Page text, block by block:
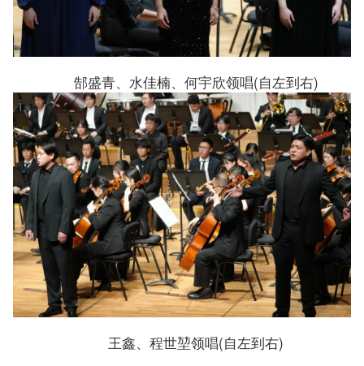
郜盛青、水佳楠、何宇欣领唱(自左到右)
王鑫、程世堃领唱(自左到右)